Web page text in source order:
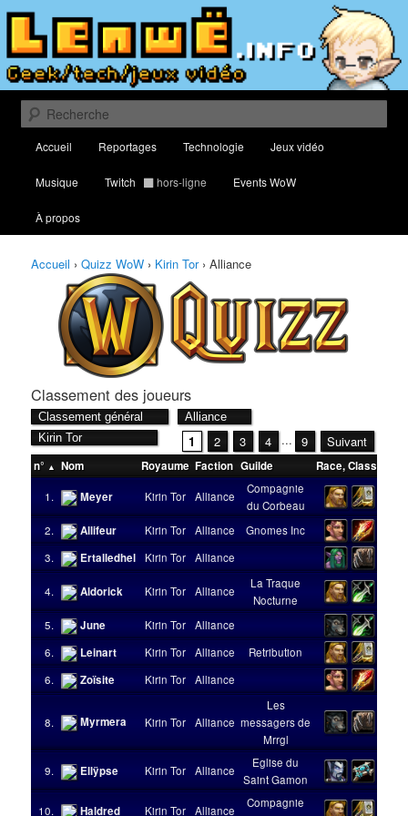
Aller
contenu
principal
Aller
contenu
secondaireLenwë – Culture geek, tech et jeux
vidéo
Classement des meilleurs joueurs au Quizz World of Warcraft
Recherche
principal
Accueil Reportages Technologie Jeux vidéo
Musique Twitch hors-ligne Events WoW
À propos
Accueil › Quizz WoW › Kirin Tor › Alliance
Classement des joueurs
1 2 3 4 ... 9 Suivant
n° Nom Royaume Faction Guilde Race,Classe
1. Meyer Kirin Tor Alliance
Compagnie
du Corbeau
2. Allifeur Kirin Tor Alliance Gnomes Inc
3.
Ertalledhel Kirin Tor Alliance
4. Aldorick Kirin Tor Alliance
La Traque
Nocturne
5. June Kirin Tor Alliance
6.
Leinart Kirin Tor Alliance Retribution
6.
Zoïsite Kirin Tor Alliance
8. Myrmera Kirin Tor Alliance
Les
messagers de
Mrrgl
9. Ellÿpse Kirin Tor Alliance
Eglise du
Saint Gamon
10. Haldred Kirin Tor Alliance
Compagnie